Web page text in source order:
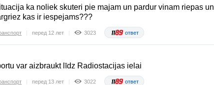
ka noliek skuteri pie majam un pardur vinam riepas un
kas ir iespejams???
перед 12 лет 3023 ответ
var aizbraukt līdz Radiostacijas ielai
перед 13 лет 3022 ответ